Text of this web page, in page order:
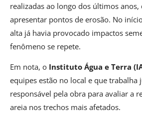
realizadas ao longo dos últimos
apresentar pontos de erosão. No
alta já havia provocado impactos
fenômeno se repete.
Em nota, o Instituto Água e Terra
equipes estão no local e que trabalha
responsável pela obra para avaliar a
areia nos trechos mais afetados.